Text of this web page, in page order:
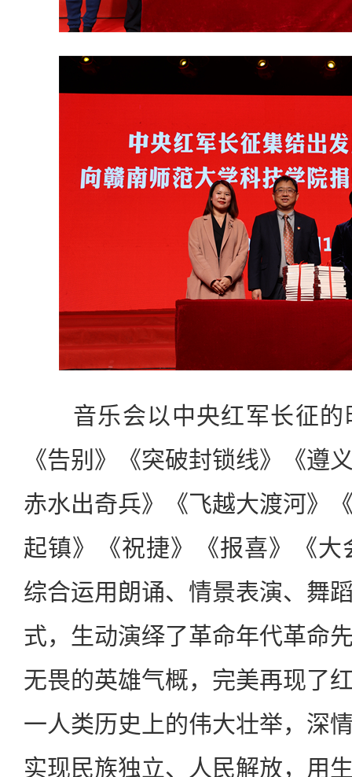
音乐会以中央红军长征的
《告别》《突破封锁线》《遵
赤水出奇兵》《飞越大渡河》
起镇》《祝捷》《报喜》《
综合运用朗诵、情景表演、舞
式，生动演绎了革命年代革命
无畏的英雄气概，完美再现了
一人类历史上的伟大壮举，深
实现民族独立、人民解放，用